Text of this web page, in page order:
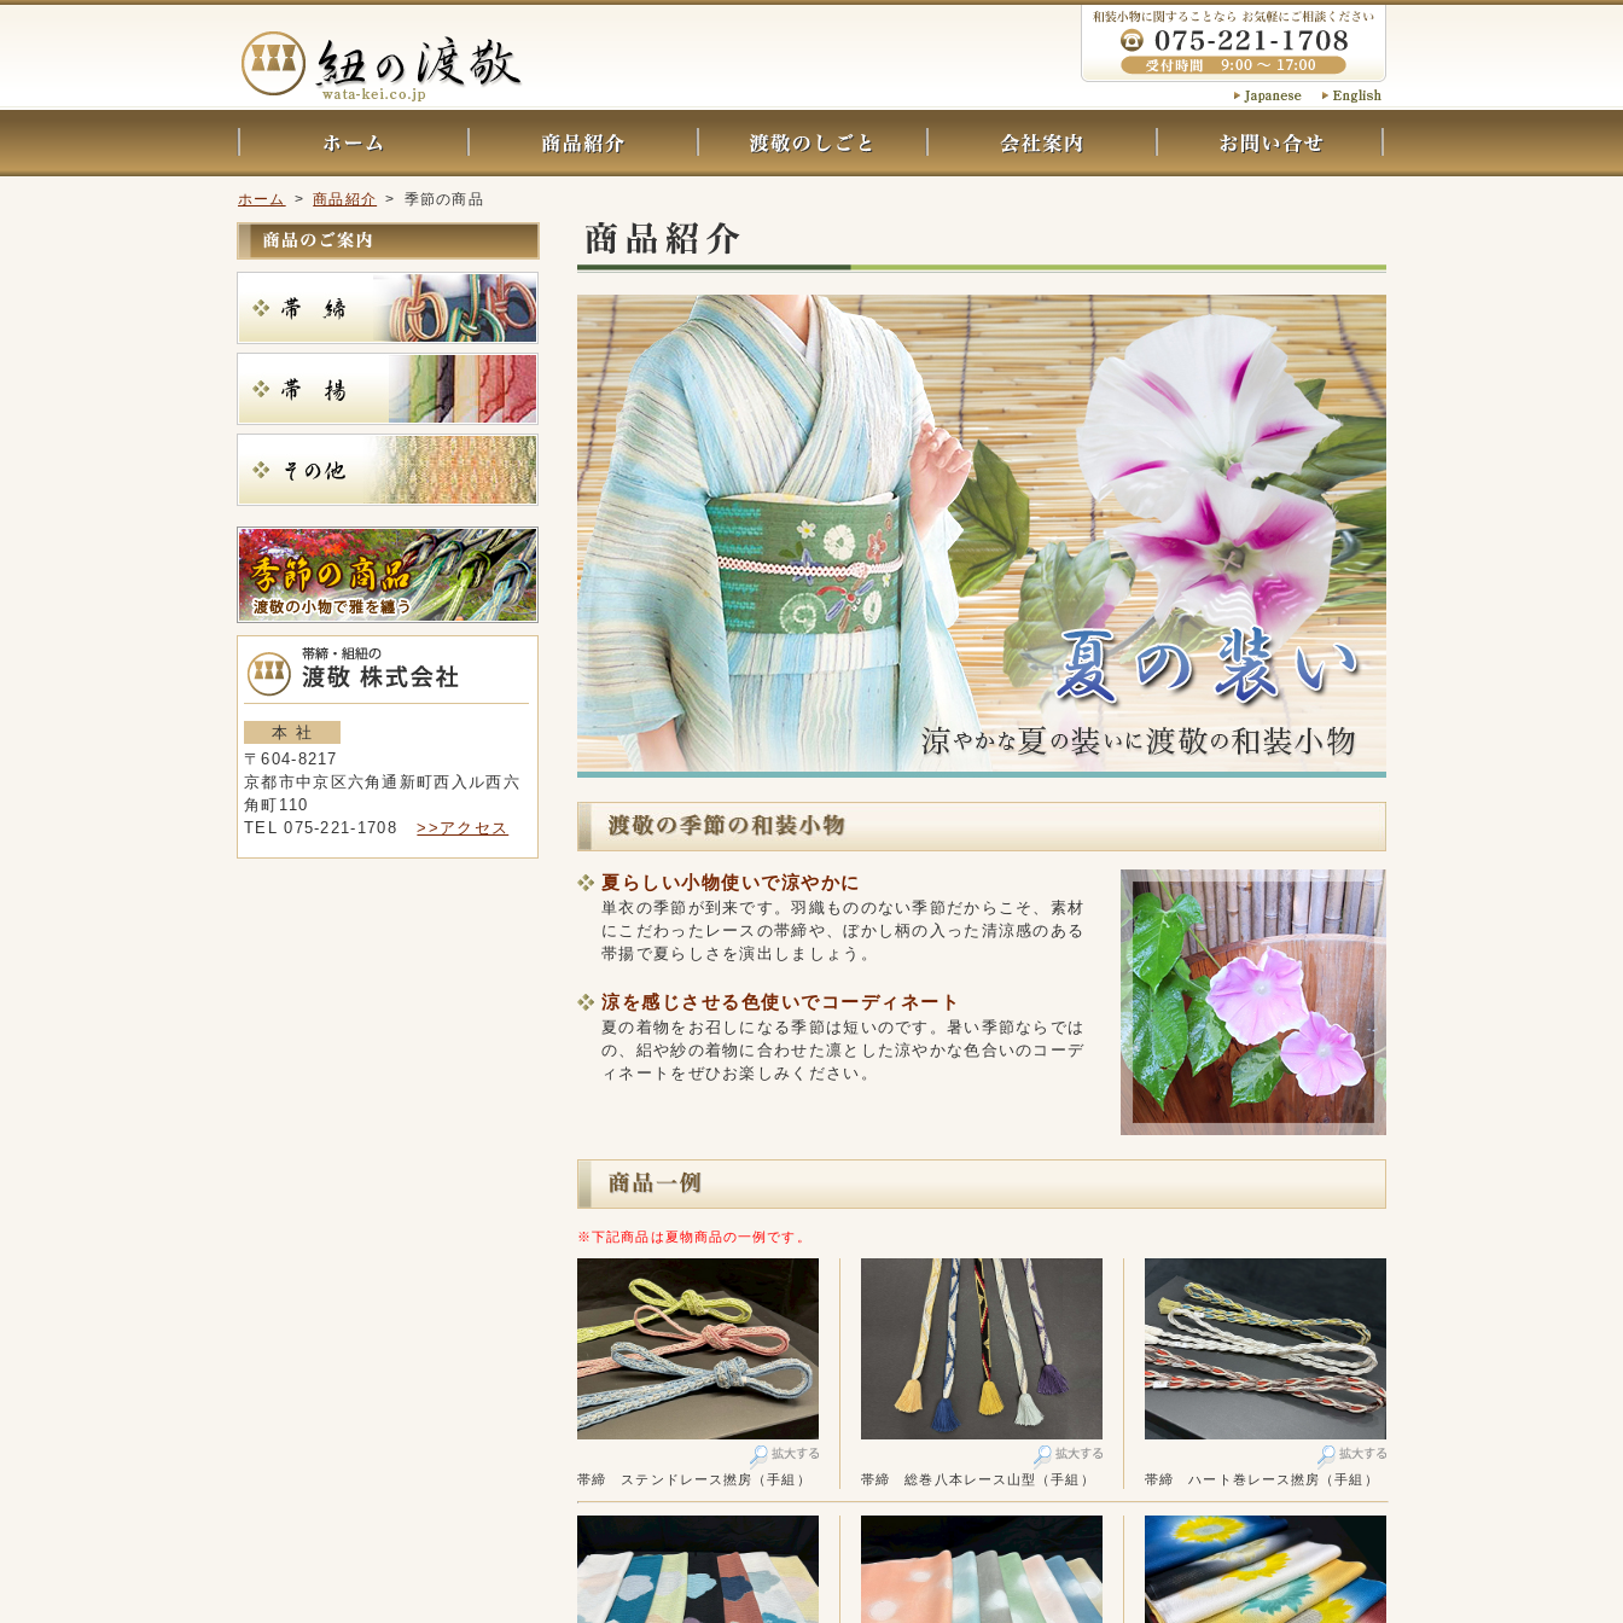
ホーム >商品紹介 > 季節の商品
夏らしい小物使いで涼やかに
単衣の季節が到来です。羽織もののない季節だからこそ、素材
にこだわったレースの帯締や、ぼかし柄の入った清涼感のある
帯揚で夏らしさを演出しましょう。
涼を感じさせる色使いでコーディネート
夏の着物をお召しになる季節は短いのです。暑い季節ならでは
の、絽や紗の着物に合わせた凛とした涼やかな色合いのコーデ
ィネートをぜひお楽しみください。
※下記商品は夏物商品の一例です。
帯締 ステンドレース撚房（手組） 帯締 総巻八本レース山型（手組） 帯締 ハート巻レース撚房（手組）
本 社
〒604-8217
京都市中京区六角通新町西入ル西六
角町110
TEL 075-221-1708>>アクセス